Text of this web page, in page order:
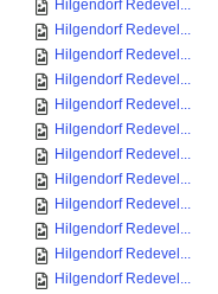
Hilgendorf Redevel...
Hilgendorf Redevel...
Hilgendorf Redevel...
Hilgendorf Redevel...
Hilgendorf Redevel...
Hilgendorf Redevel...
Hilgendorf Redevel...
Hilgendorf Redevel...
Hilgendorf Redevel...
Hilgendorf Redevel...
Hilgendorf Redevel...
Hilgendorf Redevel...